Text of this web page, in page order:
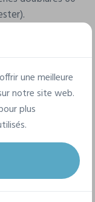
une meilleure
notre site web.
plus